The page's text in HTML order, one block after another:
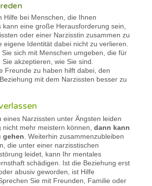
Hilfe bei Menschen, die Ihnen
kann eine große Herausforderung sein,
oder einer Narzisstin zusammen zu
eigene Identität dabei nicht zu verlieren.
Sie sich mit Menschen umgeben, die für
akzeptieren, wie Sie sind.
Freunde zu haben hilft dabei, den
mit dem Narzissten besser zu
eines Narzissten unter Ängsten leiden
nicht mehr meistern können,dann kann
gehen . Weiterhin zusammenzubleiben
die unter einer narzisstischen
leidet, kann Ihr mentales
schädigen. Ist die Beziehung erst
abusiv geworden, ist Hilfe
Sie mit Freunden, Familie oder